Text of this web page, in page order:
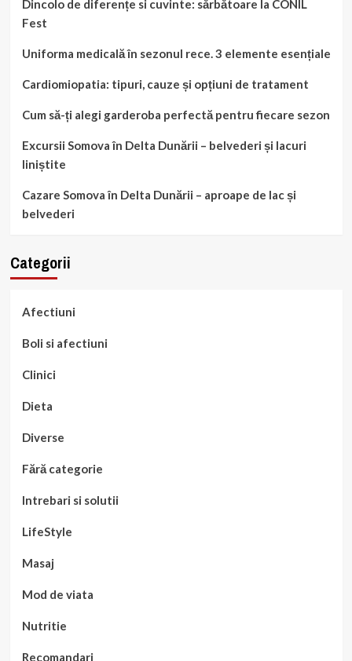
Dincolo de diferențe si cuvinte: sărbătoare la CONIL
Fest
Uniforma medicală în sezonul rece. 3 elemente esențiale
Cardiomiopatia: tipuri, cauze și opțiuni de tratament
Cum să-ți alegi garderoba perfectă pentru fiecare sezon
Excursii Somova în Delta Dunării – belvederi și lacuri
liniștite
Cazare Somova în Delta Dunării – aproape de lac și
belvederi
Categorii
Afectiuni
Boli si afectiuni
Clinici
Dieta
Diverse
Fără categorie
Intrebari si solutii
LifeStyle
Masaj
Mod de viata
Nutritie
Recomandari